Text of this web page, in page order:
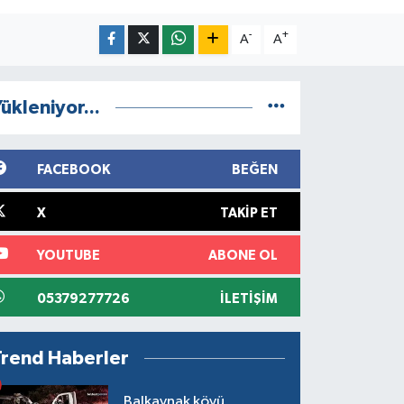
A- A+
FACEBOOK BEĞEN
X TAKIP ET
YOUTUBE ABONE OL
05379277726 İLETIŞIM
Haberler